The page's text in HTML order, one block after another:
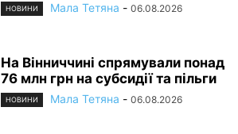
НОВИНИ Мала Тетяна - 06.08.2026
На Вінниччині спрямували понад
76 млн грн на субсидії та пільги
НОВИНИ Мала Тетяна - 06.08.2026